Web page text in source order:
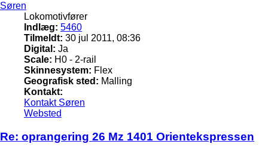
Søren
Lokomotivfører
Indlæg: 5460
Tilmeldt: 30 jul 2011, 08:36
Digital: Ja
Scale: H0 - 2-rail
Skinnesystem: Flex
Geografisk sted: Malling
Kontakt:
Kontakt Søren
Websted
Re: oprangering 26 Mz 1401 Orientekspressen